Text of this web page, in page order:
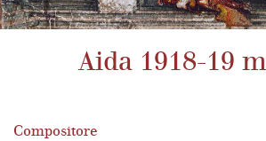
Aida 1918-19
Compositore